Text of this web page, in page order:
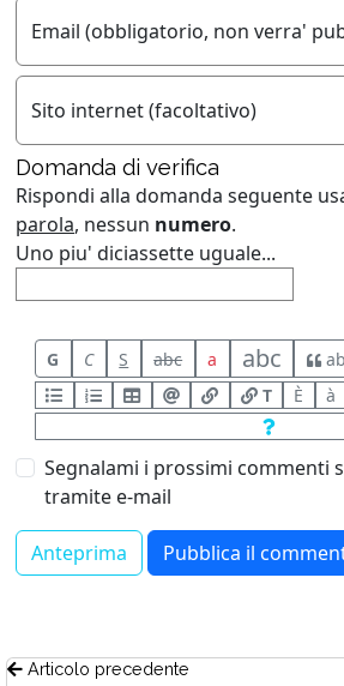
Email (obbligatorio, non verra'
Sito internet (facoltativo)
Domanda di verifica
Rispondi alla domanda seguente
parola, nessun numero.
Uno piu' diciassette uguale...
G C S abc a abc
T
È à
Segnalami i prossimi commenti
tramite e-mail
Articolo precedente